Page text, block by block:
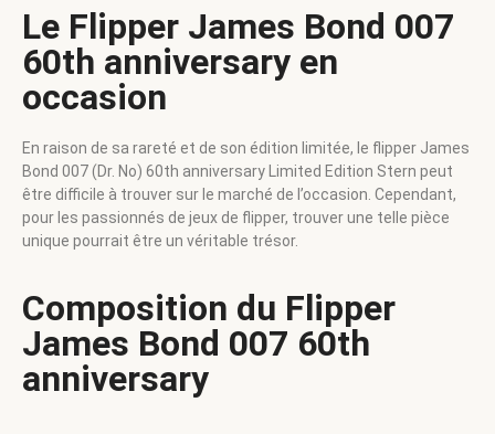
Le Flipper James Bond 007
60th anniversary en
occasion
En raison de sa rareté et de son édition limitée, le flipper James
Bond 007 (Dr. No) 60th anniversary Limited Edition Stern peut
être difficile à trouver sur le marché de l’occasion. Cependant,
pour les passionnés de jeux de flipper, trouver une telle pièce
unique pourrait être un véritable trésor.
Composition du Flipper
James Bond 007 60th
anniversary